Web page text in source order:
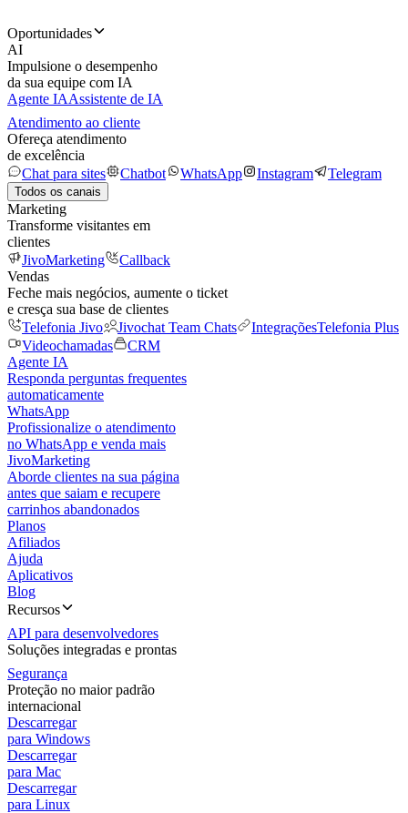
Oportunidades
AI
Impulsione o desempenho
da sua equipe com IA
Agente IAAssistente de IA
Atendimento ao cliente
Ofereça atendimento
de excelência
Chat para sites
Chatbot WhatsApp Instagram Telegram
Todos os canais
Marketing
Transforme visitantes em
clientes
JivoMarketing
Callback
Vendas
Feche mais negócios, aumente o ticket
e cresça sua base de clientes
Telefonia Jivo
Jivochat Team Chats IntegraçõesTelefonia Plus
Videochamadas
CRM
Agente IA
Responda perguntas frequentes
automaticamente
WhatsApp
Profissionalize o atendimento
no WhatsApp e venda mais
JivoMarketing
Aborde clientes na sua página
antes que saiam e recupere
carrinhos abandonados
Planos
Afiliados
Ajuda
Aplicativos
Blog
Recursos
API para desenvolvedores
Soluções integradas e prontas
Segurança
Proteção no maior padrão
internacional
Descarregar
para Windows
Descarregar
para Mac
Descarregar
para Linux